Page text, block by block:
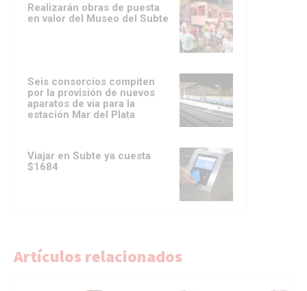
Realizarán obras de puesta
en valor del Museo del Subte
Seis consorcios compiten
por la provisión de nuevos
aparatos de vía para la
estación Mar del Plata
Viajar en Subte ya cuesta
$1684
Artículos relacionados